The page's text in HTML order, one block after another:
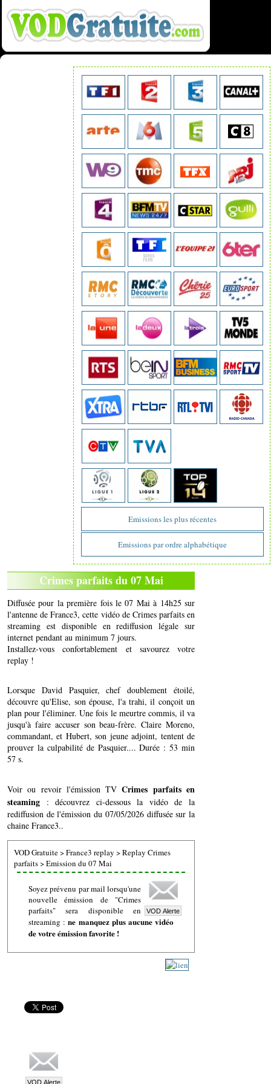
Emissions les plus récentes
Emissions par ordre alphabétique
Crimes parfaits du 07 Mai
Diffusée pour la première fois le 07 Mai à 14h25 sur
l'antenne de France3, cette vidéo de Crimes parfaits en
streaming est disponible en rediffusion légale sur
internet pendant au minimum 7 jours.
Installez-vous confortablement et savourez votre
replay !
Lorsque David Pasquier, chef doublement étoilé,
découvre qu'Elise, son épouse, l'a trahi, il conçoit un
plan pour l'éliminer. Une fois le meurtre commis, il va
jusqu'à faire accuser son beau-frère. Claire Moreno,
commandant, et Hubert, son jeune adjoint, tentent de
prouver la culpabilité de Pasquier.... Durée : 53 min
57 s.
Voir ou revoir l'émission TVCrimes parfaits en
steaming : découvrez ci-dessous la vidéo de la
rediffusion de l'émission du 07/05/2026 diffusée sur la
chaine France3..
VOD Gratuite>France3 replay >Replay Crimes
parfaits>Emission du 07 Mai
Soyez prévenu par mail lorsqu'une
nouvelle émission de "Crimes
parfaits" sera disponible en
streaming :ne manquez plus aucune vidéo
de votre émission favorite !